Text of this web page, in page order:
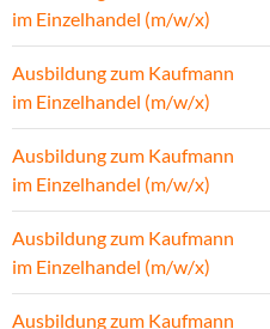
im Einzelhandel (m/w/x)
Ausbildung zum Kaufmann
im Einzelhandel (m/w/x)
Ausbildung zum Kaufmann
im Einzelhandel (m/w/x)
Ausbildung zum Kaufmann
im Einzelhandel (m/w/x)
Ausbildung zum Kaufmann